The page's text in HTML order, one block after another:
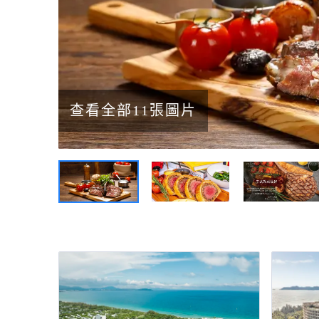
查看全部11張圖片